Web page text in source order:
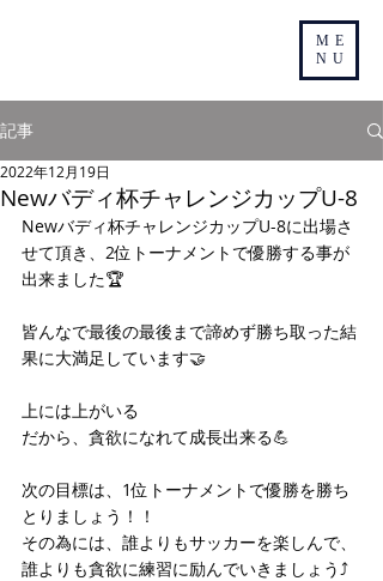
ME
NU
記事
Newバディ杯チャレンジカップU-8
2022年12月19日
Newバディ杯チャレンジカップU-8に出場さ
せて頂き、2位トーナメントで優勝する事が
出来ました🏆
皆んなで最後の最後まで諦めず勝ち取った結
果に大満足しています🤝
上には上がいる
だから、貪欲になれて成長出来る💪
次の目標は、1位トーナメントで優勝を勝ち
とりましょう！！
その為には、誰よりもサッカーを楽しんで、
誰よりも貪欲に練習に励んでいきましょう⤴️